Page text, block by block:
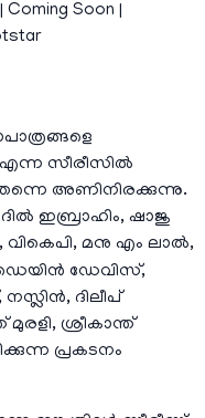
Soon |
എന്ന സീരീസിൽ
തന്നെ അണിനിരക്കുന്നു.
ഇബ്രാഹിം, ഷാജു
വികെപി, മനു എം ലാൽ,
ഡെയിൻ ഡേവിസ്,
ദിലീപ്
ശ്രീകാന്ത്
പ്രകടനം